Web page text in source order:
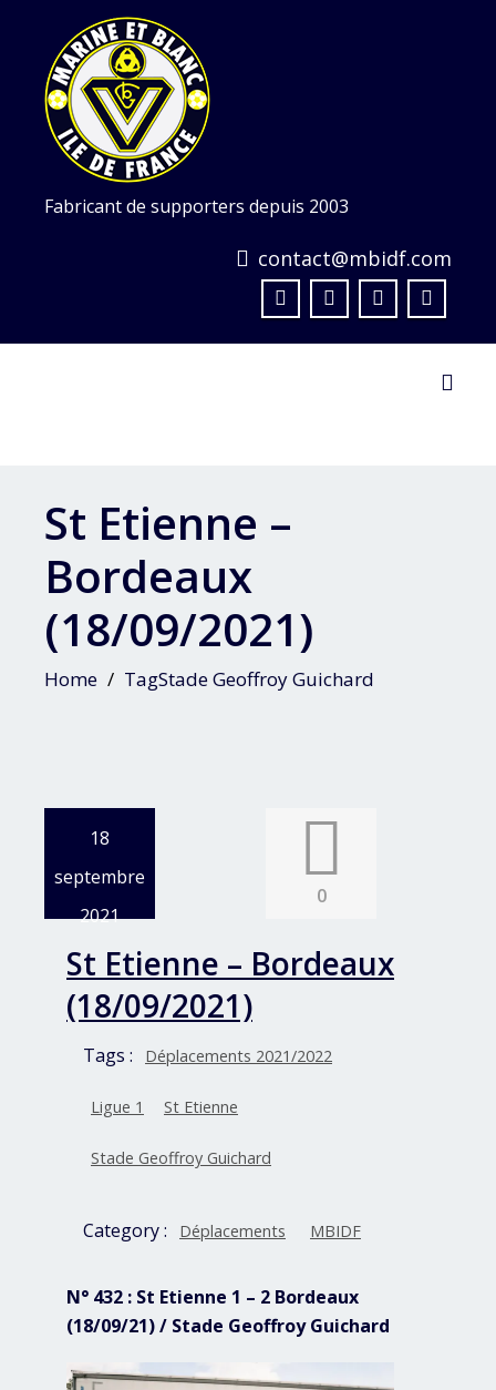
content
Fabricant de supporters depuis 2003
contact@mbidf.com
St Etienne –
Bordeaux
(18/09/2021)
Home TagStade Geoffroy Guichard
18
septembre
2021
0
St Etienne – Bordeaux
(18/09/2021)
Tags : Déplacements 2021/2022
Ligue 1 St Etienne
Stade Geoffroy Guichard
Category : Déplacements MBIDF
N° 432 : St Etienne 1 – 2 Bordeaux
(18/09/21) / Stade Geoffroy Guichard